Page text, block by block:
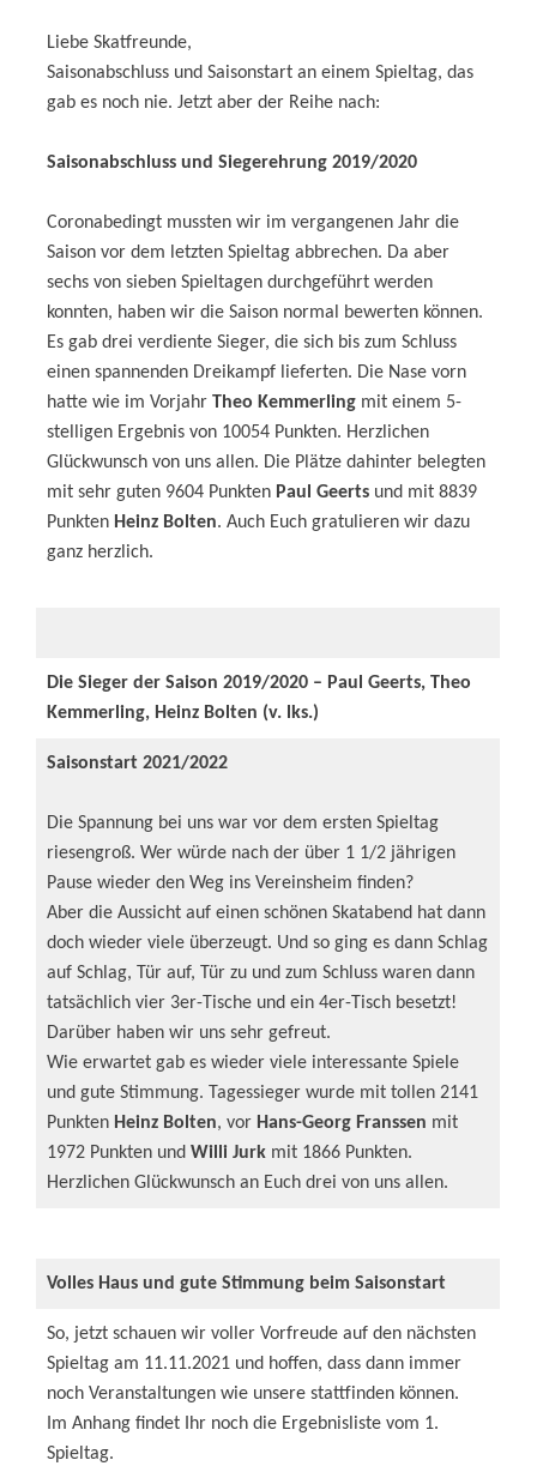
Liebe Skatfreunde,
Saisonabschluss und Saisonstart an einem Spieltag, das
gab es noch nie. Jetzt aber der Reihe nach:
Saisonabschluss und Siegerehrung 2019/2020
Coronabedingt mussten wir im vergangenen Jahr die
Saison vor dem letzten Spieltag abbrechen. Da aber
sechs von sieben Spieltagen durchgeführt werden
konnten, haben wir die Saison normal bewerten können.
Es gab drei verdiente Sieger, die sich bis zum Schluss
einen spannenden Dreikampf lieferten. Die Nase vorn
hatte wie im Vorjahr Theo Kemmerling mit einem 5-
stelligen Ergebnis von 10054 Punkten. Herzlichen
Glückwunsch von uns allen. Die Plätze dahinter belegten
mit sehr guten 9604 Punkten Paul Geerts und mit 8839
Punkten Heinz Bolten. Auch Euch gratulieren wir dazu
ganz herzlich.
Die Sieger der Saison 2019/2020 – Paul Geerts, Theo
Kemmerling, Heinz Bolten (v. lks.)
Saisonstart 2021/2022
Die Spannung bei uns war vor dem ersten Spieltag
riesengroß. Wer würde nach der über 1 1/2 jährigen
Pause wieder den Weg ins Vereinsheim finden?
Aber die Aussicht auf einen schönen Skatabend hat dann
doch wieder viele überzeugt. Und so ging es dann Schlag
auf Schlag, Tür auf, Tür zu und zum Schluss waren dann
tatsächlich vier 3er-Tische und ein 4er-Tisch besetzt!
Darüber haben wir uns sehr gefreut.
Wie erwartet gab es wieder viele interessante Spiele
und gute Stimmung. Tagessieger wurde mit tollen 2141
Punkten Heinz Bolten, vor Hans-Georg Franssen mit
1972 Punkten und Willi Jurk mit 1866 Punkten.
Herzlichen Glückwunsch an Euch drei von uns allen.
Volles Haus und gute Stimmung beim Saisonstart
So, jetzt schauen wir voller Vorfreude auf den nächsten
Spieltag am 11.11.2021 und hoffen, dass dann immer
noch Veranstaltungen wie unsere stattfinden können.
Im Anhang findet Ihr noch die Ergebnisliste vom 1.
Spieltag.